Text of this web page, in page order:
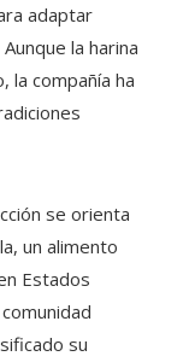
adaptar
la harina
la compañía ha
se orienta
un alimento
Estados
su